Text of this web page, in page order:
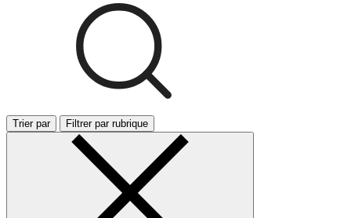
Trier par Filtrer par rubrique